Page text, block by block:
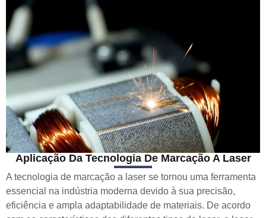
Aplicação Da Tecnologia De Marcação A Laser
A tecnologia de marcação a laser se tornou uma ferramenta
essencial na indústria moderna devido à sua precisão,
eficiência e ampla adaptabilidade de materiais. De acordo